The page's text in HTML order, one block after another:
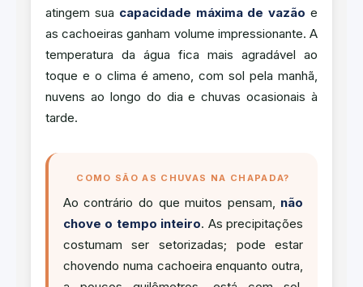
atingem sua capacidade máxima de vazão e
as cachoeiras ganham volume impressionante. A
temperatura da água fica mais agradável ao
toque e o clima é ameno, com sol pela manhã,
nuvens ao longo do dia e chuvas ocasionais à
tarde.
COMO SÃO AS CHUVAS NA CHAPADA?
Ao contrário do que muitos pensam, não
chove o tempo inteiro. As precipitações
costumam ser setorizadas; pode estar
chovendo numa cachoeira enquanto outra,